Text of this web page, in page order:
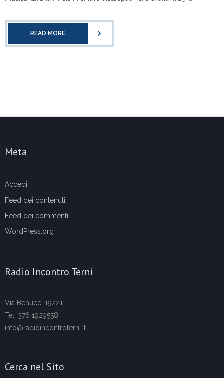
READ MORE
Meta
Accedi
Feed dei contenuti
Feed dei commenti
WordPress.org
Radio Incontro Terni
Via Benucci 19/21
Tel. 376 1929558
info@radioincontroterni.it
Cerca nel Sito